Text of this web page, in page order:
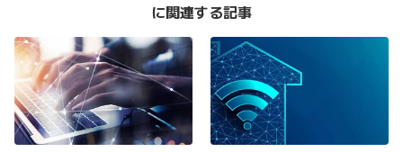
に関連する記事